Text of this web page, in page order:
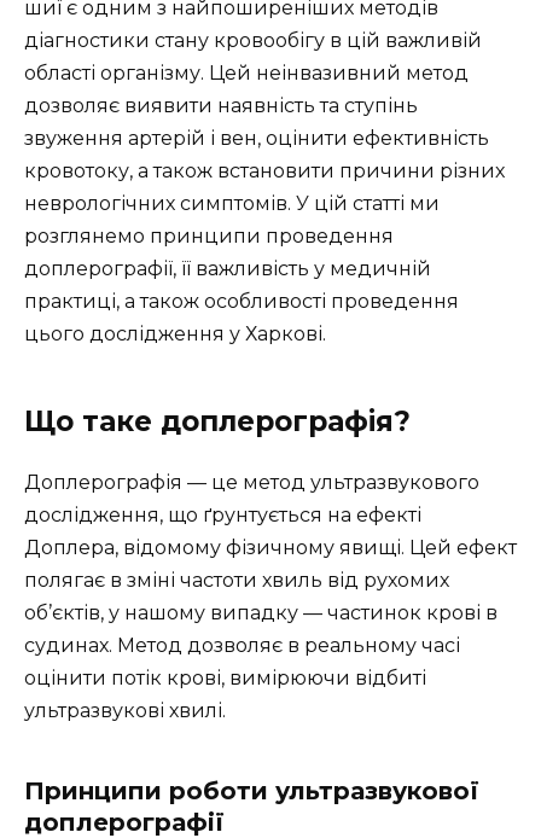
шиї є одним з найпоширеніших методів
діагностики стану кровообігу в цій важливій
області організму. Цей неінвазивний метод
дозволяє виявити наявність та ступінь
звуження артерій і вен, оцінити ефективність
кровотоку, а також встановити причини різних
неврологічних симптомів. У цій статті ми
розглянемо принципи проведення
доплерографії, її важливість у медичній
практиці, а також особливості проведення
цього дослідження у Харкові.
Що таке доплерографія?
Доплерографія — це метод ультразвукового
дослідження, що ґрунтується на ефекті
Доплера, відомому фізичному явищі. Цей ефект
полягає в зміні частоти хвиль від рухомих
об’єктів, у нашому випадку — частинок крові в
судинах. Метод дозволяє в реальному часі
оцінити потік крові, вимірюючи відбиті
ультразвукові хвилі.
Принципи роботи ультразвукової
доплерографії